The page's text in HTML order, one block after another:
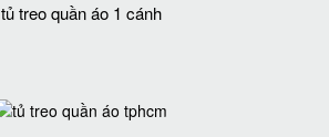
tủ treo quần áo 1 cánh